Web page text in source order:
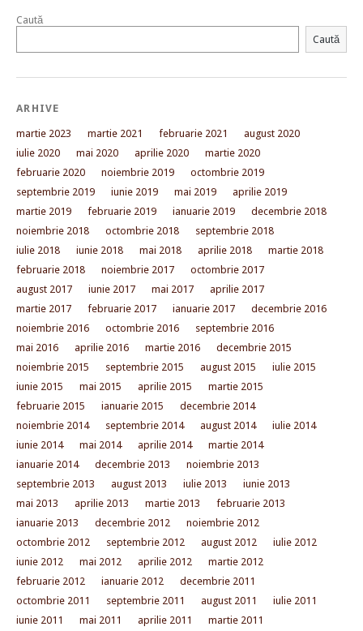
Caută
Caută
ARHIVE
martie 2023 martie 2021 februarie 2021
august 2020
iulie 2020
mai 2020 aprilie 2020
martie 2020
februarie 2020
noiembrie 2019
octombrie 2019
septembrie 2019
iunie 2019 mai 2019
aprilie 2019
martie 2019
februarie 2019 ianuarie 2019
decembrie 2018
noiembrie 2018
octombrie 2018
septembrie 2018
iulie 2018
iunie 2018 mai 2018 aprilie 2018
martie 2018
februarie 2018
noiembrie 2017
octombrie 2017
august 2017
iunie 2017 mai 2017
aprilie 2017
martie 2017
februarie 2017 ianuarie 2017
decembrie 2016
noiembrie 2016
octombrie 2016
septembrie 2016
mai 2016
aprilie 2016 martie 2016
decembrie 2015
noiembrie 2015
septembrie 2015 august 2015
iulie 2015
iunie 2015
mai 2015 aprilie 2015
martie 2015
februarie 2015
ianuarie 2015
decembrie 2014
noiembrie 2014
septembrie 2014 august 2014
iulie 2014
iunie 2014
mai 2014 aprilie 2014
martie 2014
ianuarie 2014
decembrie 2013
noiembrie 2013
septembrie 2013
august 2013 iulie 2013
iunie 2013
mai 2013
aprilie 2013 martie 2013
februarie 2013
ianuarie 2013
decembrie 2012
noiembrie 2012
octombrie 2012
septembrie 2012 august 2012
iulie 2012
iunie 2012
mai 2012 aprilie 2012
martie 2012
februarie 2012
ianuarie 2012
decembrie 2011
octombrie 2011
septembrie 2011 august 2011
iulie 2011
iunie 2011
mai 2011 aprilie 2011 martie 2011